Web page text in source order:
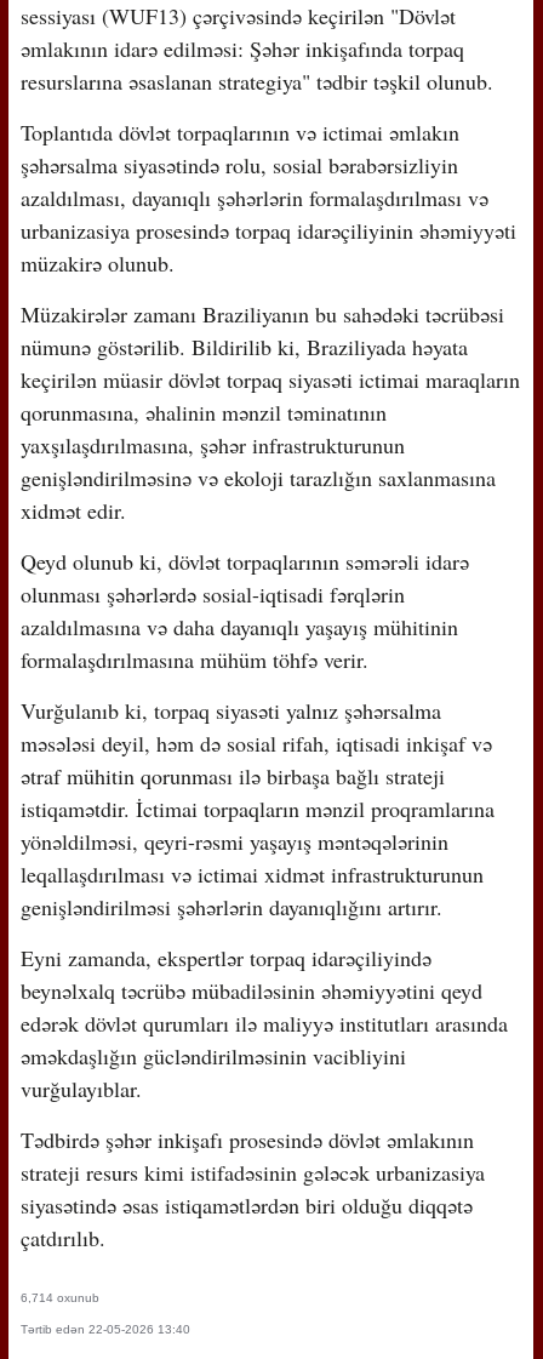
sessiyası (WUF13) çərçivəsində keçirilən "Dövlət
əmlakının idarə edilməsi: Şəhər inkişafında torpaq
resurslarına əsaslanan strategiya" tədbir təşkil olunub.
Toplantıda dövlət torpaqlarının və ictimai əmlakın
şəhərsalma siyasətində rolu, sosial bərabərsizliyin
azaldılması, dayanıqlı şəhərlərin formalaşdırılması və
urbanizasiya prosesində torpaq idarəçiliyinin əhəmiyyəti
müzakirə olunub.
Müzakirələr zamanı Braziliyanın bu sahədəki təcrübəsi
nümunə göstərilib. Bildirilib ki, Braziliyada həyata
keçirilən müasir dövlət torpaq siyasəti ictimai maraqların
qorunmasına, əhalinin mənzil təminatının
yaxşılaşdırılmasına, şəhər infrastrukturunun
genişləndirilməsinə və ekoloji tarazlığın saxlanmasına
xidmət edir.
Qeyd olunub ki, dövlət torpaqlarının səmərəli idarə
olunması şəhərlərdə sosial-iqtisadi fərqlərin
azaldılmasına və daha dayanıqlı yaşayış mühitinin
formalaşdırılmasına mühüm töhfə verir.
Vurğulanıb ki, torpaq siyasəti yalnız şəhərsalma
məsələsi deyil, həm də sosial rifah, iqtisadi inkişaf və
ətraf mühitin qorunması ilə birbaşa bağlı strateji
istiqamətdir. İctimai torpaqların mənzil proqramlarına
yönəldilməsi, qeyri-rəsmi yaşayış məntəqələrinin
leqallaşdırılması və ictimai xidmət infrastrukturunun
genişləndirilməsi şəhərlərin dayanıqlığını artırır.
Eyni zamanda, ekspertlər torpaq idarəçiliyində
beynəlxalq təcrübə mübadiləsinin əhəmiyyətini qeyd
edərək dövlət qurumları ilə maliyyə institutları arasında
əməkdaşlığın gücləndirilməsinin vacibliyini
vurğulayıblar.
Tədbirdə şəhər inkişafı prosesində dövlət əmlakının
strateji resurs kimi istifadəsinin gələcək urbanizasiya
siyasətində əsas istiqamətlərdən biri olduğu diqqətə
çatdırılıb.
6,714 oxunub
Tərtib edən 22-05-2026 13:40